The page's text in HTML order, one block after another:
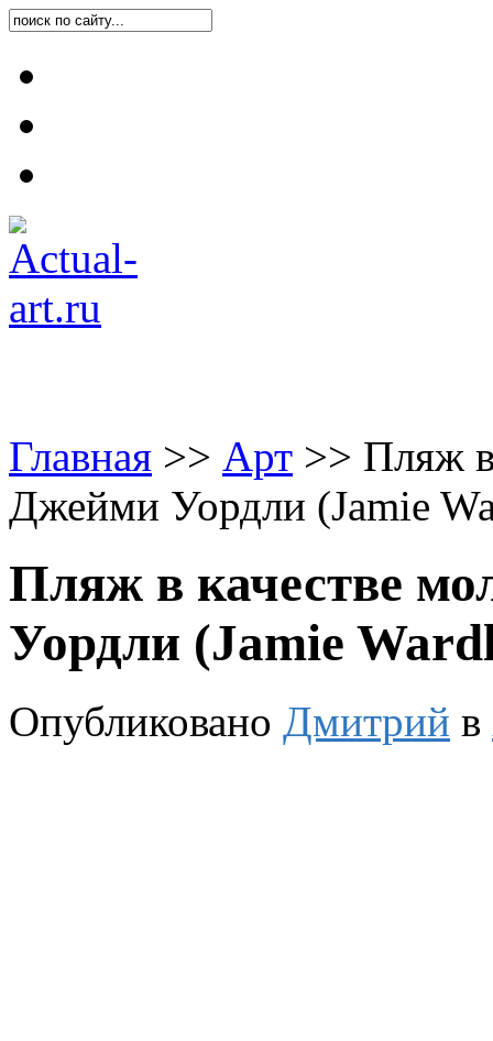
Главная >> Арт >> Пляж в
Джейми Уордли (Jamie
Пляж в качестве
Уордли (Jamie
Опубликовано Дмитрий в